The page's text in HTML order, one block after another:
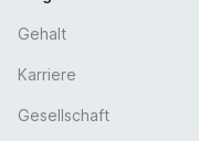
Gehalt
Karriere
Gesellschaft